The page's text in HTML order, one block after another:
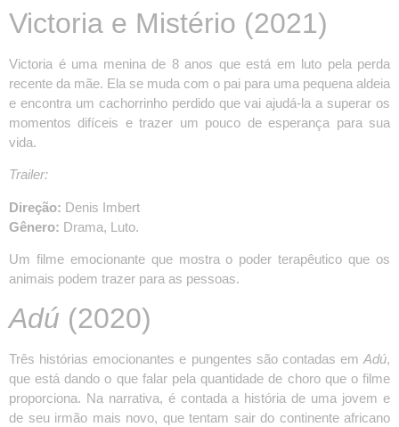
Victoria e Mistério (2021)
Victoria é uma menina de 8 anos que está em luto pela perda
recente da mãe. Ela se muda com o pai para uma pequena aldeia
e encontra um cachorrinho perdido que vai ajudá-la a superar os
momentos difíceis e trazer um pouco de esperança para sua
vida.
Trailer:
Direção: Denis Imbert
Gênero: Drama, Luto.
Um filme emocionante que mostra o poder terapêutico que os
animais podem trazer para as pessoas.
Adú (2020)
Três histórias emocionantes e pungentes são contadas emAdú,
que está dando o que falar pela quantidade de choro que o filme
proporciona. Na narrativa, é contada a história de uma jovem e
de seu irmão mais novo, que tentam sair do continente africano